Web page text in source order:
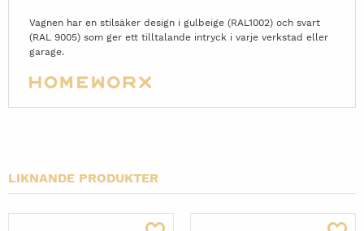
Vagnen har en stilsäker design i gulbeige (RAL1002) och svart
(RAL 9005) som ger ett tilltalande intryck i varje verkstad eller
garage.
LIKNANDE PRODUKTER